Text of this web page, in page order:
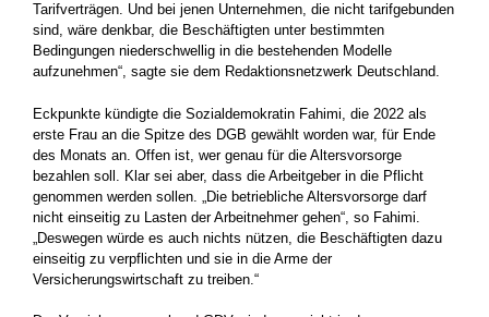
Tarifverträgen. Und bei jenen Unternehmen, die nicht tarifgebunden
sind, wäre denkbar, die Beschäftigten unter bestimmten
Bedingungen niederschwellig in die bestehenden Modelle
aufzunehmen“, sagte sie dem Redaktionsnetzwerk Deutschland.
Eckpunkte kündigte die Sozialdemokratin Fahimi, die 2022 als
erste Frau an die Spitze des DGB gewählt worden war, für Ende
des Monats an. Offen ist, wer genau für die Altersvorsorge
bezahlen soll. Klar sei aber, dass die Arbeitgeber in die Pflicht
genommen werden sollen. „Die betriebliche Altersvorsorge darf
nicht einseitig zu Lasten der Arbeitnehmer gehen“, so Fahimi.
„Deswegen würde es auch nichts nützen, die Beschäftigten dazu
einseitig zu verpflichten und sie in die Arme der
Versicherungswirtschaft zu treiben.“